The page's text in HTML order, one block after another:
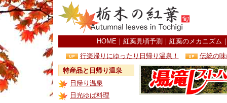
HOME ｜ 紅葉見頃予測 ｜ 紅葉のメカニズム
行楽帰りにゆったり日帰り温泉！
伝統の
特産品と日帰り温泉
日帰り温泉
日光ゆば料理